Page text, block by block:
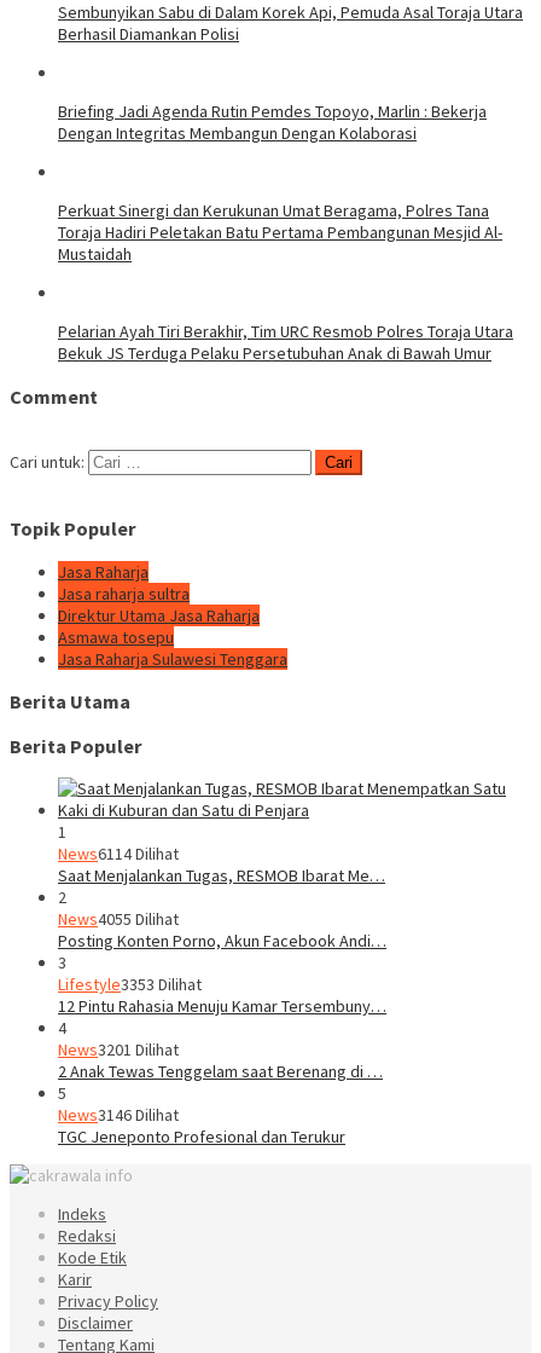
Sembunyikan Sabu di Dalam Korek Api, Pemuda Asal Toraja Utara
Berhasil Diamankan Polisi
Briefing Jadi Agenda Rutin Pemdes Topoyo, Marlin : Bekerja
Dengan Integritas Membangun Dengan Kolaborasi
Perkuat Sinergi dan Kerukunan Umat Beragama, Polres Tana
Toraja Hadiri Peletakan Batu Pertama Pembangunan Mesjid Al-
Mustaidah
Pelarian Ayah Tiri Berakhir, Tim URC Resmob Polres Toraja Utara
Bekuk JS Terduga Pelaku Persetubuhan Anak di Bawah Umur
Comment
Cari untuk:
Topik Populer
Jasa Raharja
Jasa raharja sultra
Direktur Utama Jasa Raharja
Asmawa tosepu
Jasa Raharja Sulawesi Tenggara
Berita Utama
Berita Populer
1
News6114 Dilihat
Saat Menjalankan Tugas, RESMOB Ibarat Me…
2
News4055 Dilihat
Posting Konten Porno, Akun Facebook Andi…
3
Lifestyle3353 Dilihat
12 Pintu Rahasia Menuju Kamar Tersembuny…
4
News3201 Dilihat
2 Anak Tewas Tenggelam saat Berenang di …
5
News3146 Dilihat
TGC Jeneponto Profesional dan Terukur
Indeks
Redaksi
Kode Etik
Karir
Privacy Policy
Disclaimer
Tentang Kami